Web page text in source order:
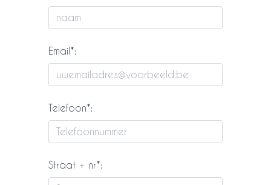
Email*:
Telefoon*:
Straat + nr*: